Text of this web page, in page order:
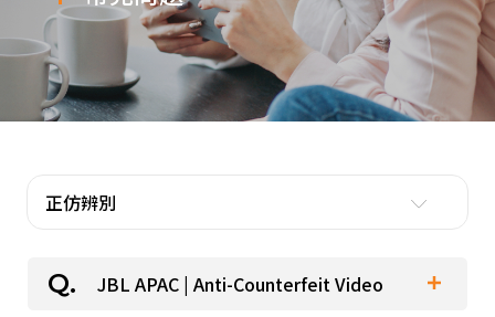
請選擇商品分類
請選擇分類
家用音
周邊系
活動專
正仿辨別
JBL APAC | Anti-Counterfeit Video